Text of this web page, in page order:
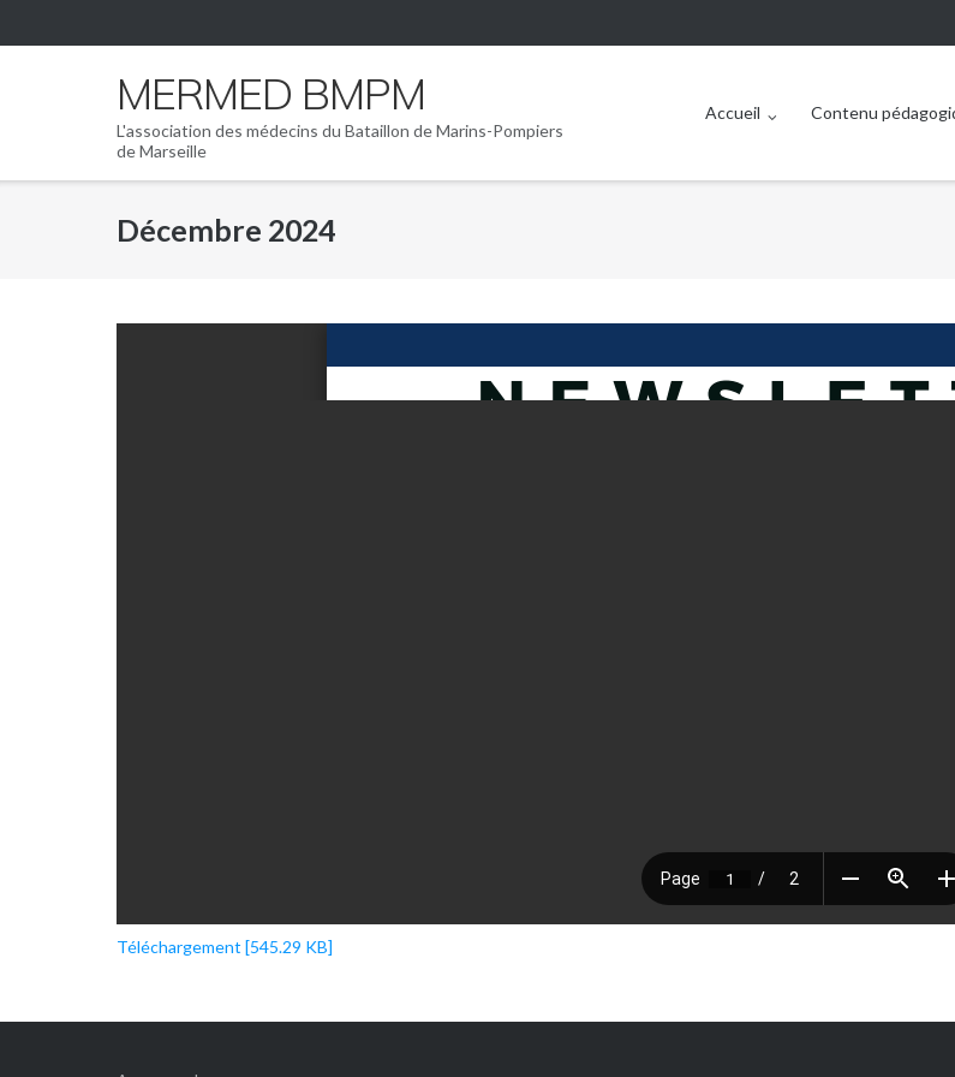
to
MERMED BMPM
L'association des médecins du Bataillon de Marins-Pompiers
de Marseille
Accueil Contenu
Décembre 2024
Téléchargement [545.29 KB]